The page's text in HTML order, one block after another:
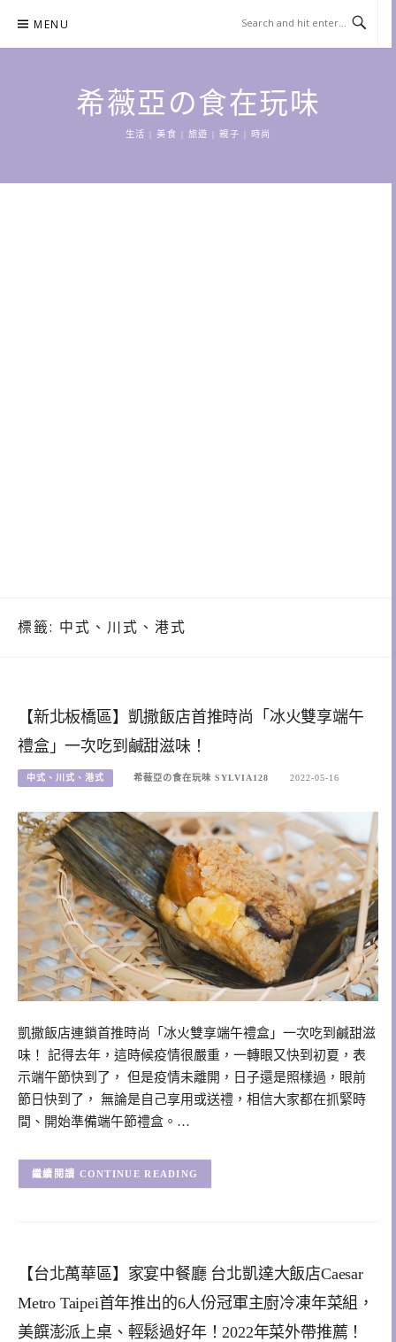
content
MENU
希薇亞の食在玩味
生活 | 美食 | 旅遊 | 親子 | 時尚
標籤: 中式、川式、港式
【新北板橋區】凱撒飯店首推時尚「冰火雙享端午
禮盒」一次吃到鹹甜滋味！
中式、川式、港式 希薇亞の食在玩味 SYLVIA128 2022-05-16
凱撒飯店連鎖首推時尚「冰火雙享端午禮盒」一次吃到鹹甜滋
味！ 記得去年，這時候疫情很嚴重，一轉眼又快到初夏，表
示端午節快到了， 但是疫情未離開，日子還是照樣過，眼前
節日快到了， 無論是自己享用或送禮，相信大家都在抓緊時
間、開始準備端午節禮盒。…
CONTINUE READING
【台北萬華區】家宴中餐廳 台北凱達大飯店Caesar
Metro Taipei首年推出的6人份冠軍主廚冷凍年菜組，
美饌澎派上桌、輕鬆過好年！2022年菜外帶推薦！